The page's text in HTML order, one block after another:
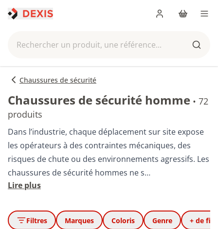
Rechercher un produit, une référence...
Panier
Chaussures de sécurité
Chaussures de sécurité homme • 72
produits
Dans l’industrie, chaque déplacement sur site expose
les opérateurs à des contraintes mécaniques, des
risques de chute ou des environnements agressifs. Les
chaussures de sécurité hommes ne s…
Lire plus
Filtres Marques Coloris Genre + de